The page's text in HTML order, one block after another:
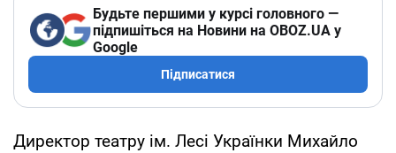
Будьте першими у курсі головного —
підпишіться на Новини на OBOZ.UA у
Google
Підписатися
Директор театру ім. Лесі Українки Михайло